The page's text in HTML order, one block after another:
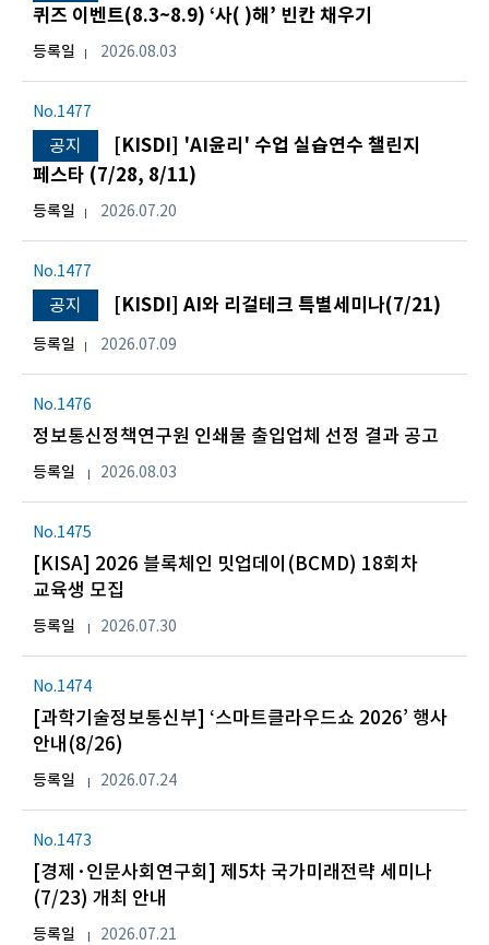
퀴즈 이벤트(8.3~8.9) ‘사( )해’ 빈칸 채우기
등록일 2026.08.03
No.1477
공지
[KISDI] 'AI윤리' 수업 실습연수 챌린지
페스타 (7/28, 8/11)
등록일 2026.07.20
No.1477
공지 [KISDI] AI와 리걸테크 특별세미나(7/21)
등록일 2026.07.09
No.1476
정보통신정책연구원 인쇄물 출입업체 선정 결과 공고
등록일 2026.08.03
No.1475
[KISA] 2026 블록체인 밋업데이(BCMD) 18회차
교육생 모집
등록일 2026.07.30
No.1474
[과학기술정보통신부] ‘스마트클라우드쇼 2026’ 행사
안내(8/26)
등록일 2026.07.24
No.1473
[경제·인문사회연구회] 제5차 국가미래전략 세미나
(7/23) 개최 안내
등록일 2026.07.21